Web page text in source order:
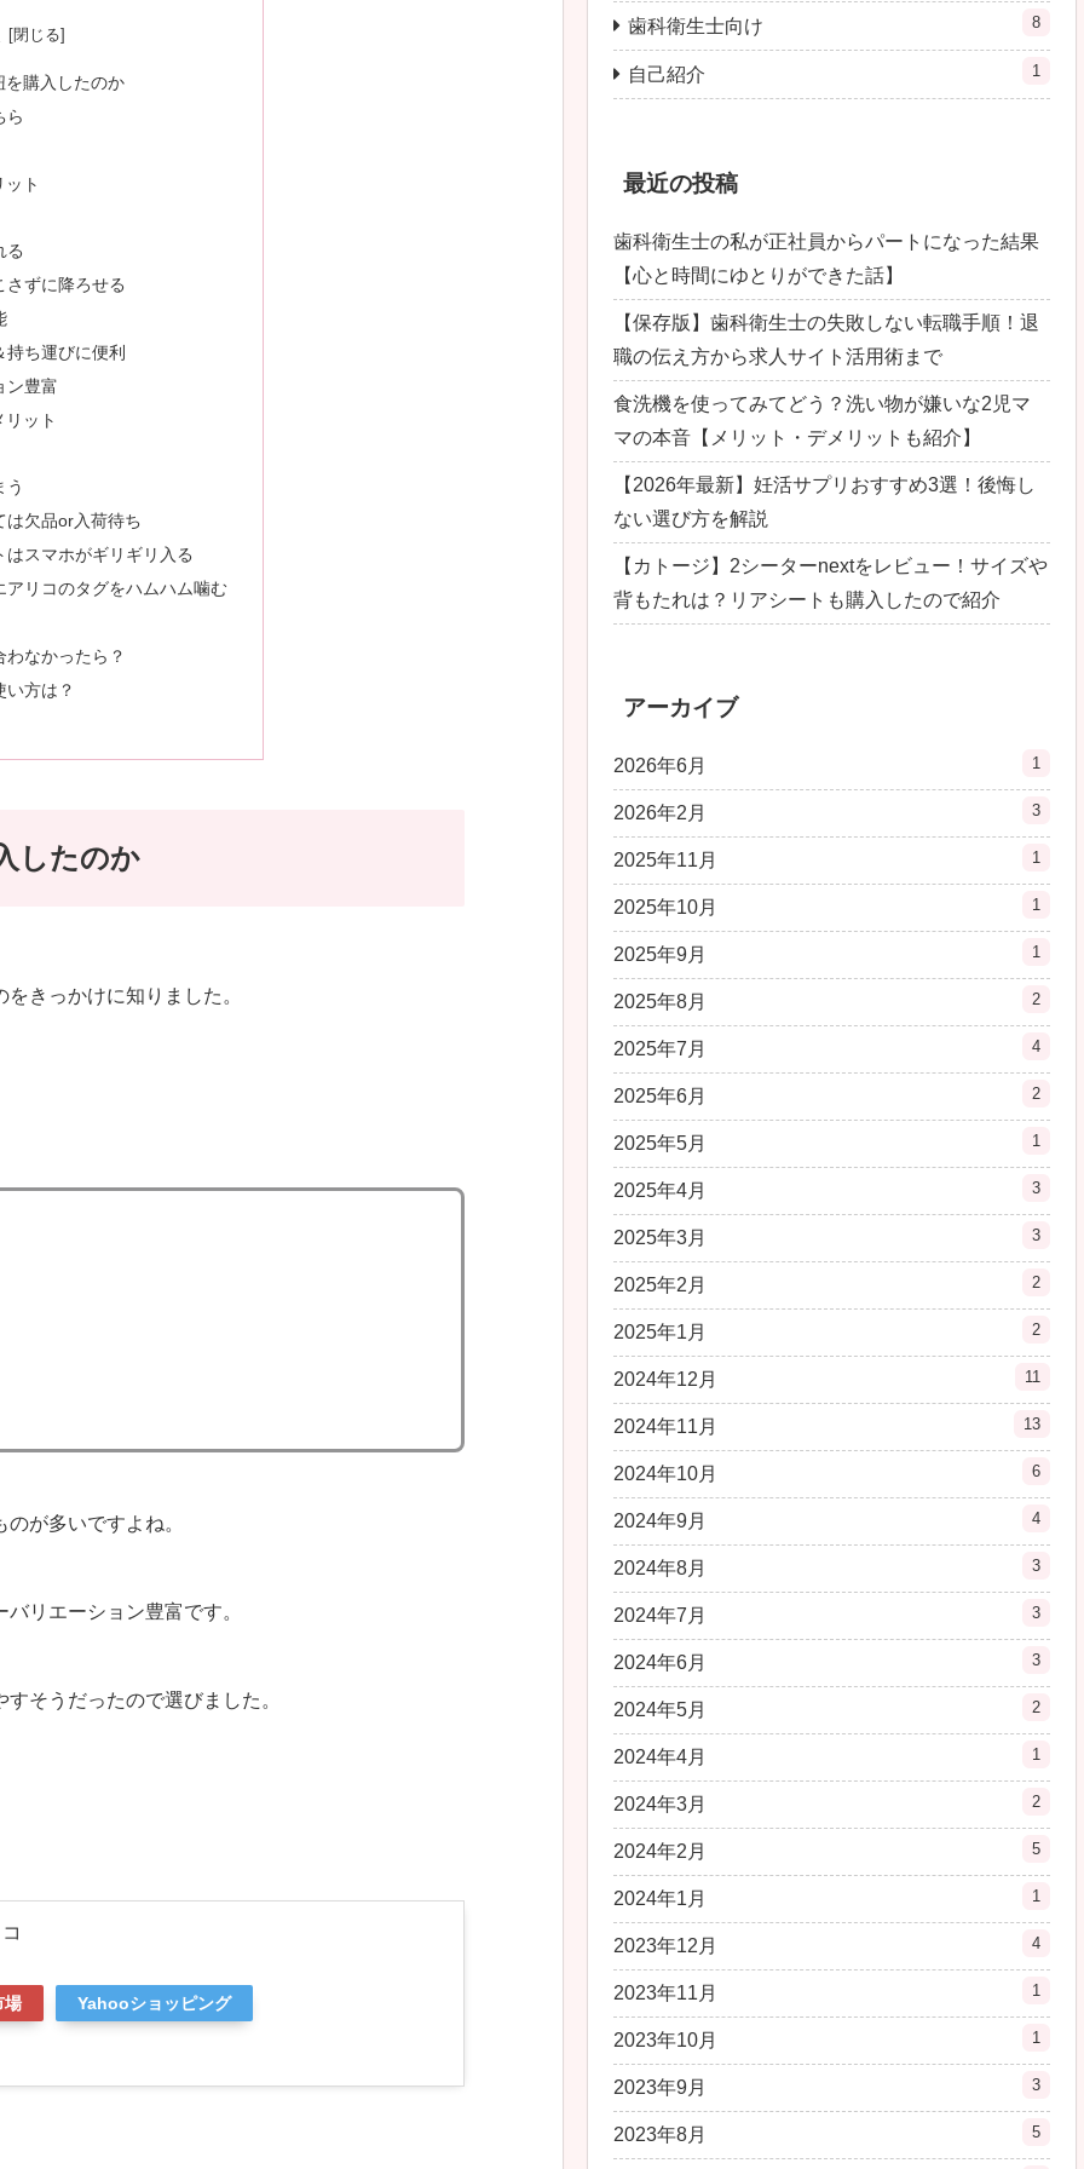
購入したのか
ら
ト
る
さずに降ろせる
ち運びに便利
ン豊富
ット
う
は欠品or入荷待ち
スマホがギリギリ入る
アリコのタグをハムハム噛む
なかったら？
い方は？
したのか
きっかけに知りました。
が多いですよね。
リエーション豊富です。
そうだったので選びました。
場 Yahooショッピング
歯科衛生士向け 8
自己紹介 1
最近の投稿
歯科衛生士の私が正社員からパートになった結果
【心と時間にゆとりができた話】
【保存版】歯科衛生士の失敗しない転職手順！退
職の伝え方から求人サイト活用術まで
食洗機を使ってみてどう？洗い物が嫌いな2児マ
マの本音【メリット・デメリットも紹介】
【2026年最新】妊活サプリおすすめ3選！後悔し
ない選び方を解説
【カトージ】2シーターnextをレビュー！サイズや
背もたれは？リアシートも購入したので紹介
アーカイブ
2026年6月 1
2026年2月 3
2025年11月 1
2025年10月 1
2025年9月 1
2025年8月 2
2025年7月 4
2025年6月 2
2025年5月 1
2025年4月 3
2025年3月 3
2025年2月 2
2025年1月 2
2024年12月 11
2024年11月 13
2024年10月 6
2024年9月 4
2024年8月 3
2024年7月 3
2024年6月 3
2024年5月 2
2024年4月 1
2024年3月 2
2024年2月 5
2024年1月 1
2023年12月 4
2023年11月 1
2023年10月 1
2023年9月 3
2023年8月 5